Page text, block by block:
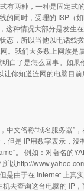
有两种，一种是固定
的同时，受理的 ISP（
这种情况大部分是发生
态，所以当他以电话线
。我们大多数上网族是
白了是怎么回事。如
你知道连网的电脑目前
中文俗称“域名服务器”
但是 IP用数字表示，
。 例如：对著名的
以http://
是由于在 Internet 上真
去查询这台电脑的 IP